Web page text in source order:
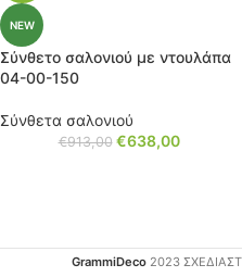
NEW
Σύνθετο σαλονιού με ντουλάπα
04-00-150
Σύνθετα σαλονιού
€913,00 €638,00
GrammiDeco 2023